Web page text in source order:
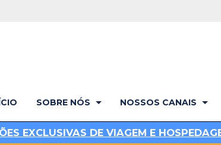
SOBRE NÓS NOSSOS CANAIS
EXCLUSIVAS DE VIAGEM E